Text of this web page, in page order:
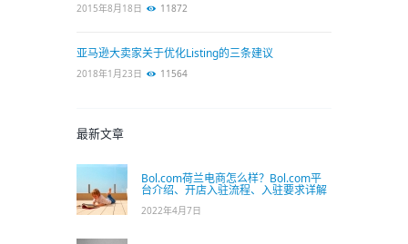
2015年8月18日 11872
亚马逊大卖家关于优化Listing的三条建议
2018年1月23日 11564
最新文章
Bol.com荷兰电商怎么样？Bol.com平
台介绍、开店入驻流程、入驻要求详解
2022年4月7日